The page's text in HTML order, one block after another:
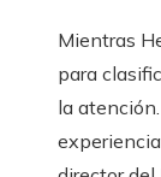
Mientras
para
la